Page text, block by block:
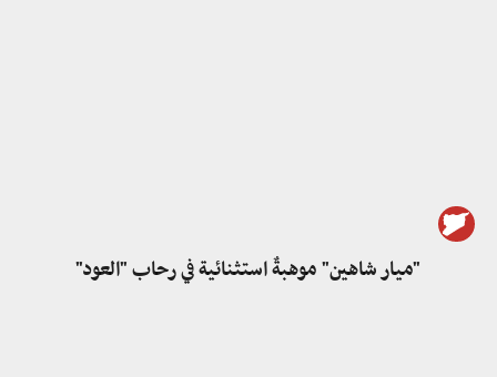
"ميار شاهين" موهبةٌ استثنائية في رحاب "العود"